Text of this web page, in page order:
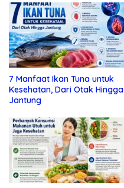
7 Manfaat Ikan Tuna untuk
Kesehatan, Dari Otak Hingga
Jantung